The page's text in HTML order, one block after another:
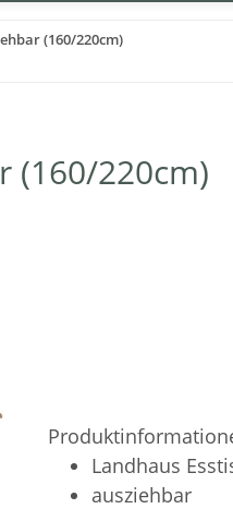
(160/220cm)
(160/220cm)
Landhaus
ausziehbar